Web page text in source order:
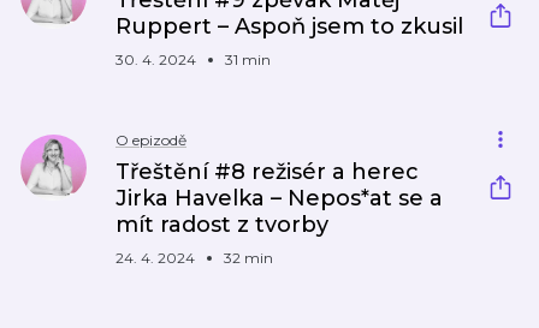
Ruppert – Aspoň jsem to zkusil
30. 4. 2024 31 min
O epizodě
Třeštění #8 režisér a herec
Jirka Havelka – Nepos*at se a
mít radost z tvorby
24. 4. 2024 32 min